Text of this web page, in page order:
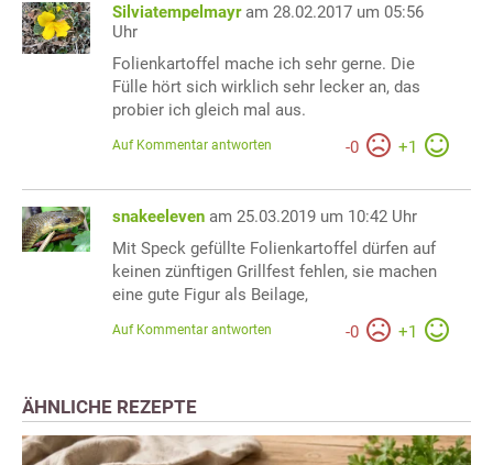
Silviatempelmayr am 28.02.2017 um 05:56
Uhr
Folienkartoffel mache ich sehr gerne. Die
Fülle hört sich wirklich sehr lecker an, das
probier ich gleich mal aus.
-0 +1
Auf Kommentar antworten
snakeeleven am 25.03.2019 um 10:42 Uhr
Mit Speck gefüllte Folienkartoffel dürfen auf
keinen zünftigen Grillfest fehlen, sie machen
eine gute Figur als Beilage,
-0 +1
Auf Kommentar antworten
ÄHNLICHE REZEPTE